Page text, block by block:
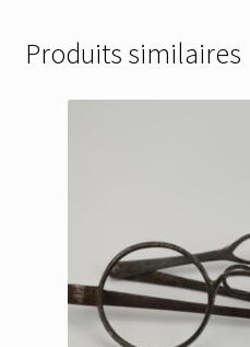
Produits similaires